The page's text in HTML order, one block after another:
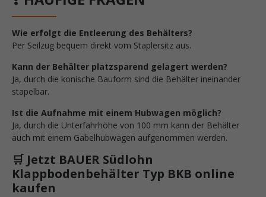
Wie erfolgt die Entleerung des Behälters?
Per Seilzug bequem direkt vom Staplersitz aus.
Kann der Behälter platzsparend gelagert werden?
Ja, durch die konische Bauform sind die Behälter ineinander
stapelbar.
Ist die Aufnahme mit einem Hubwagen möglich?
Ja, durch die Unterfahrhöhe von 100 mm kann der Behälter
auch mit einem Gabelhubwagen aufgenommen werden.
🛒 Jetzt BAUER Südlohn
Klappbodenbehälter Typ BKB online
kaufen